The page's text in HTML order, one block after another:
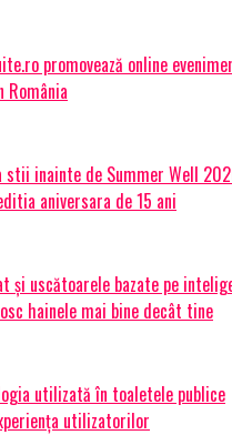
promovează online
stii inainte de Summer Well
aniversara de 15 ani
și uscătoarele bazate pe
hainele mai bine decât tine
utilizată în toaletele publice
utilizatorilor